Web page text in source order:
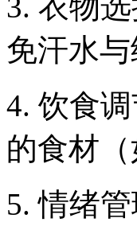
3. 衣物
免汗水
4. 饮食
的食材
5. 情绪